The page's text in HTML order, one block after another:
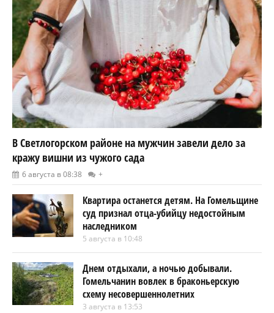
В Светлогорском районе на мужчин завели дело за
кражу вишни из чужого сада
6 августа в 08:38 +
Квартира останется детям. На Гомельщине
суд признал отца-убийцу недостойным
наследником
5 августа в 10:48
Днем отдыхали, а ночью добывали.
Гомельчанин вовлек в браконьерскую
схему несовершеннолетних
3 августа в 13:53